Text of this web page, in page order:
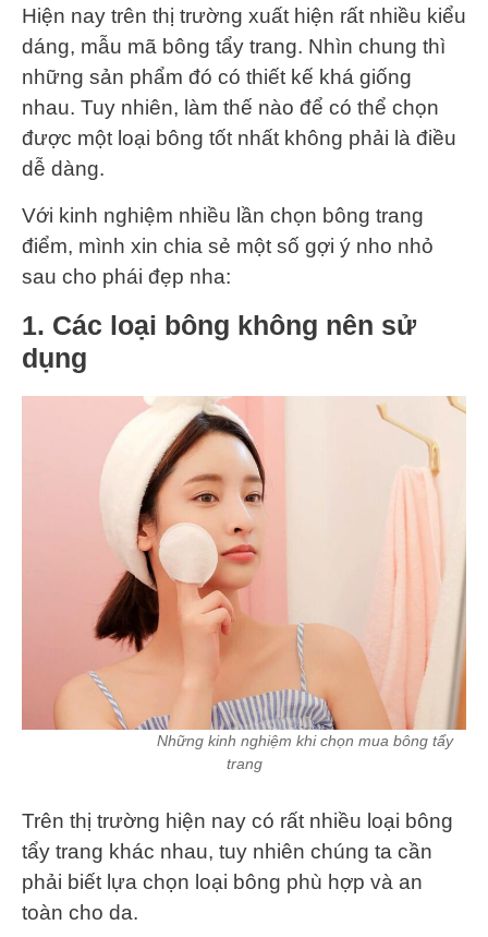
Hiện nay trên thị trường xuất hiện rất nhiều kiểu
dáng, mẫu mã bông tẩy trang. Nhìn chung thì
những sản phẩm đó có thiết kế khá giống
nhau. Tuy nhiên, làm thế nào để có thể chọn
được một loại bông tốt nhất không phải là điều
dễ dàng.
Với kinh nghiệm nhiều lần chọn bông trang
điểm, mình xin chia sẻ một số gợi ý nho nhỏ
sau cho phái đẹp nha:
1. Các loại bông không nên sử
dụng
Những kinh nghiệm khi chọn mua bông tẩy
trang
Trên thị trường hiện nay có rất nhiều loại bông
tẩy trang khác nhau, tuy nhiên chúng ta cần
phải biết lựa chọn loại bông phù hợp và an
toàn cho da.